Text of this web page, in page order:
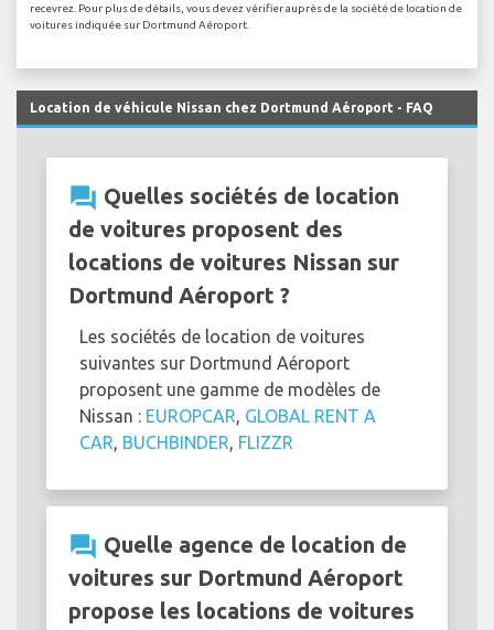
recevrez. Pour plus de détails, vous devez vérifier auprès de la société de location de
voitures indiquée sur Dortmund Aéroport.
Location de véhicule Nissan chez Dortmund Aéroport - FAQ
question_answer Quelles sociétés de location
de voitures proposent des
locations de voitures Nissan sur
Dortmund Aéroport ?
Les sociétés de location de voitures
suivantes sur Dortmund Aéroport
proposent une gamme de modèles de
Nissan : EUROPCAR, GLOBAL RENT A
CAR, BUCHBINDER, FLIZZR
question_answer Quelle agence de location de
voitures sur Dortmund Aéroport
propose les locations de voitures